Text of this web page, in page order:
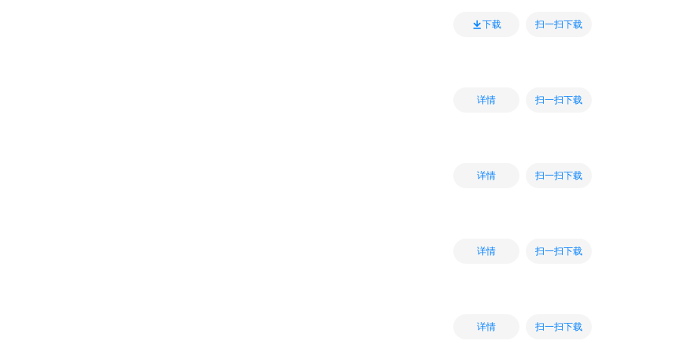
下载 扫一扫下载
详情 扫一扫下载
详情 扫一扫下载
详情 扫一扫下载
详情 扫一扫下载